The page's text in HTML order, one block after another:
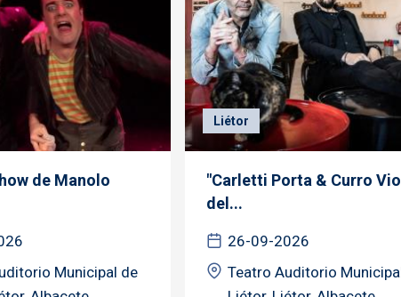
de Manolo
Municipal de
Liétor
"Carletti Porta & Curro
del...
26-09-2026
Teatro Auditorio